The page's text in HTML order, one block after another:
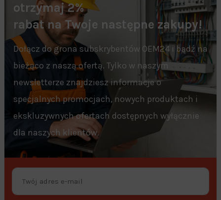
otrzymaj 2%
rabat na Twoje następne zakupy!
Dołącz do grona subskrybentów OEM24 i bądź na
bieżąco z naszą ofertą. Tylko w naszym
newsletterze znajdziesz informacje o
specjalnych promocjach, nowych produktach i
ekskluzywnych ofertach dostępnych wyłącznie
dla naszych klientów.